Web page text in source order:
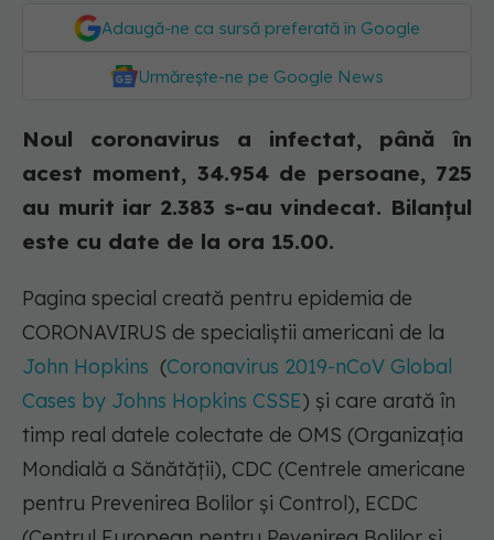
Adaugă-ne ca sursă preferată în Google
Urmărește-ne pe Google News
Noul coronavirus a infectat, până în
acest moment, 34.954 de persoane, 725
au murit iar 2.383 s-au vindecat. Bilanțul
este cu date de la ora 15.00.
Pagina special creată pentru epidemia de
CORONAVIRUS de specialiștii americani de la
John Hopkins (Coronavirus 2019-nCoV Global
Cases by Johns Hopkins CSSE) și care arată în
timp real datele colectate de OMS (Organizația
Mondială a Sănătății), CDC (Centrele americane
pentru Prevenirea Bolilor și Control), ECDC